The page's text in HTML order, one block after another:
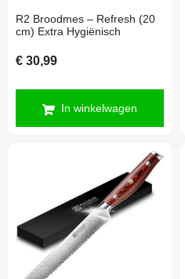
R2 Broodmes – Refresh (20
cm) Extra Hygiënisch
€ 30,99
In winkelwagen